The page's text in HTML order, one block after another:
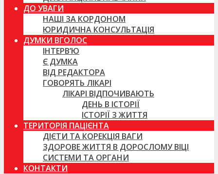
ДО УВАГИ
НАШІ ЗА КОРДОНОМ
ЮРИДИЧНА КОНСУЛЬТАЦІЯ
ДУМКИ ВГОЛОС
ІНТЕРВ’Ю
Є ДУМКА
ВІД РЕДАКТОРА
ГОВОРЯТЬ ЛІКАРІ
ЛІКАРІ ВІДПОЧИВАЮТЬ
ДЕНЬ В ІСТОРІЇ
ІСТОРІЇ З ЖИТТЯ
ТЕРИТОРІЯ ПАЦІЄНТА
ДІЄТИ ТА КОРЕКЦІЯ ВАГИ
ЗДОРОВЕ ЖИТТЯ В ДОРОСЛОМУ ВІЦІ
СИСТЕМИ ТА ОРГАНИ
КОНТАКТИ